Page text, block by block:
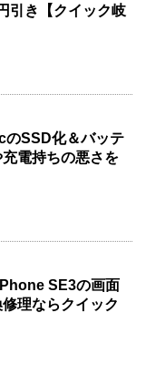
引き【クイック岐
のSSD化＆バッテ
電持ちの悪さを
SE3の画面
理ならクイック